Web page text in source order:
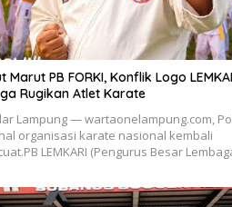
Marut PB FORKI, Konflik Logo
Rugikan Atlet Karate
Lampung — wartaonelampung.com,
organisasi karate nasional kembali
LEMKARI (Pengurus Besar